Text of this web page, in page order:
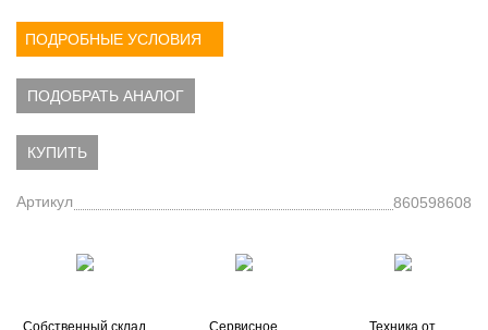
ПОДРОБНЫЕ УСЛОВИЯ
ПОДОБРАТЬ АНАЛОГ
КУПИТЬ
Артикул 860598608
Собственный склад
Сервисное
Техника от